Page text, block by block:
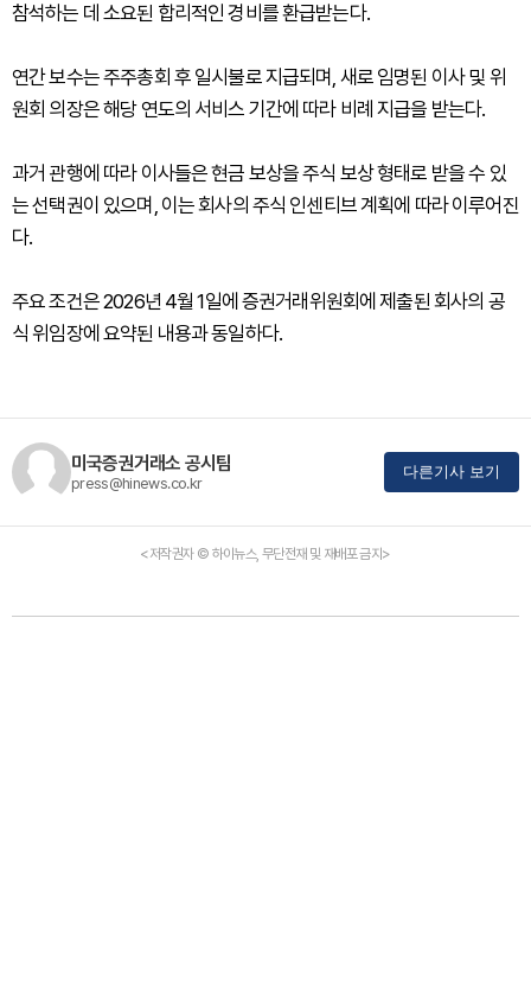
참석하는 데 소요된 합리적인 경비를 환급받는다.
연간 보수는 주주총회 후 일시불로 지급되며, 새로 임명된 이사 및 위
원회 의장은 해당 연도의 서비스 기간에 따라 비례 지급을 받는다.
과거 관행에 따라 이사들은 현금 보상을 주식 보상 형태로 받을 수 있
는 선택권이 있으며, 이는 회사의 주식 인센티브 계획에 따라 이루어진
다.
주요 조건은 2026년 4월 1일에 증권거래위원회에 제출된 회사의 공
식 위임장에 요약된 내용과 동일하다.
미국증권거래소 공시팀
press@hinews.co.kr
다른기사 보기
<저작권자 © 하이뉴스, 무단전재 및 재배포 금지>